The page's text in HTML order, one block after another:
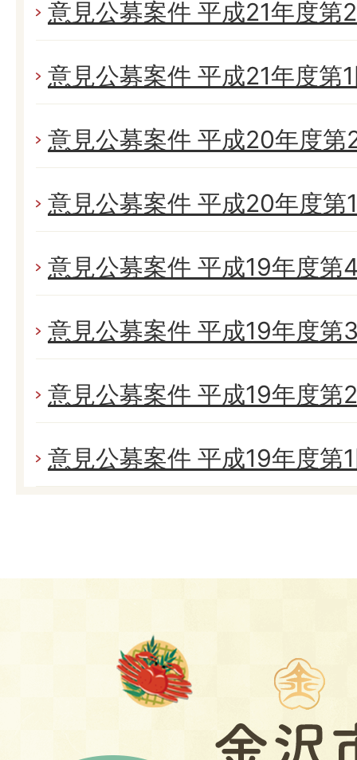
意見公募案件 平成21年度第
意見公募案件 平成21年度第
意見公募案件 平成20年度第
意見公募案件 平成20年度第
意見公募案件 平成19年度第
意見公募案件 平成19年度第
意見公募案件 平成19年度第
意見公募案件 平成19年度第